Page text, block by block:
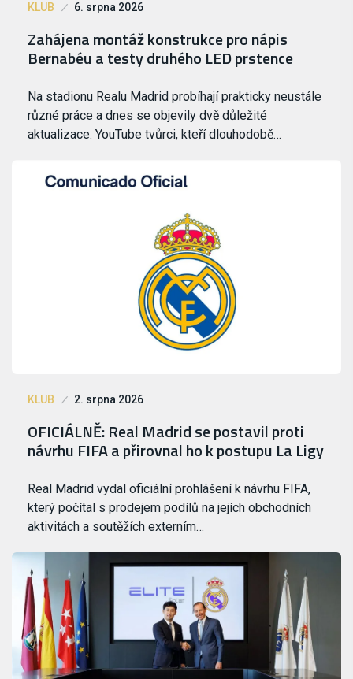
KLUB 6. srpna 2026
Zahájena montáž konstrukce pro nápis
Bernabéu a testy druhého LED prstence
Na stadionu Realu Madrid probíhají prakticky neustále
různé práce a dnes se objevily dvě důležité
aktualizace. YouTube tvůrci, kteří dlouhodobě…
KLUB 2. srpna 2026
OFICIÁLNĚ: Real Madrid se postavil proti
návrhu FIFA a přirovnal ho k postupu La Ligy
Real Madrid vydal oficiální prohlášení k návrhu FIFA,
který počítal s prodejem podílů na jejích obchodních
aktivitách a soutěžích externím…